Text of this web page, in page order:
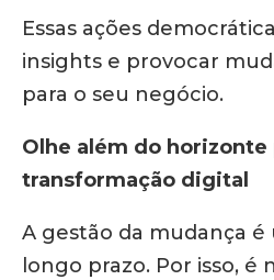
Essas ações
insights e provocar
para o seu negócio.
Olhe além do horizonte
transformação digital
A gestão da mudança
longo prazo. Por isso, é